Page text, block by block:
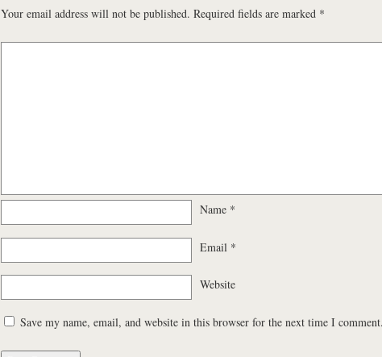
Your email address will not be published. Required fields are marked *
Name *
Email *
Website
Save my name, email, and website in this browser for the next time I